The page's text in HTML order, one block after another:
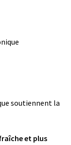
soutiennent la
et plus